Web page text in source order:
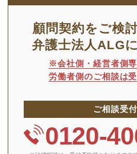
顧問契約をご検
弁護士法人ALG
※会社側・経営者側専
労働者側のご相談は
ご相談受
0120-